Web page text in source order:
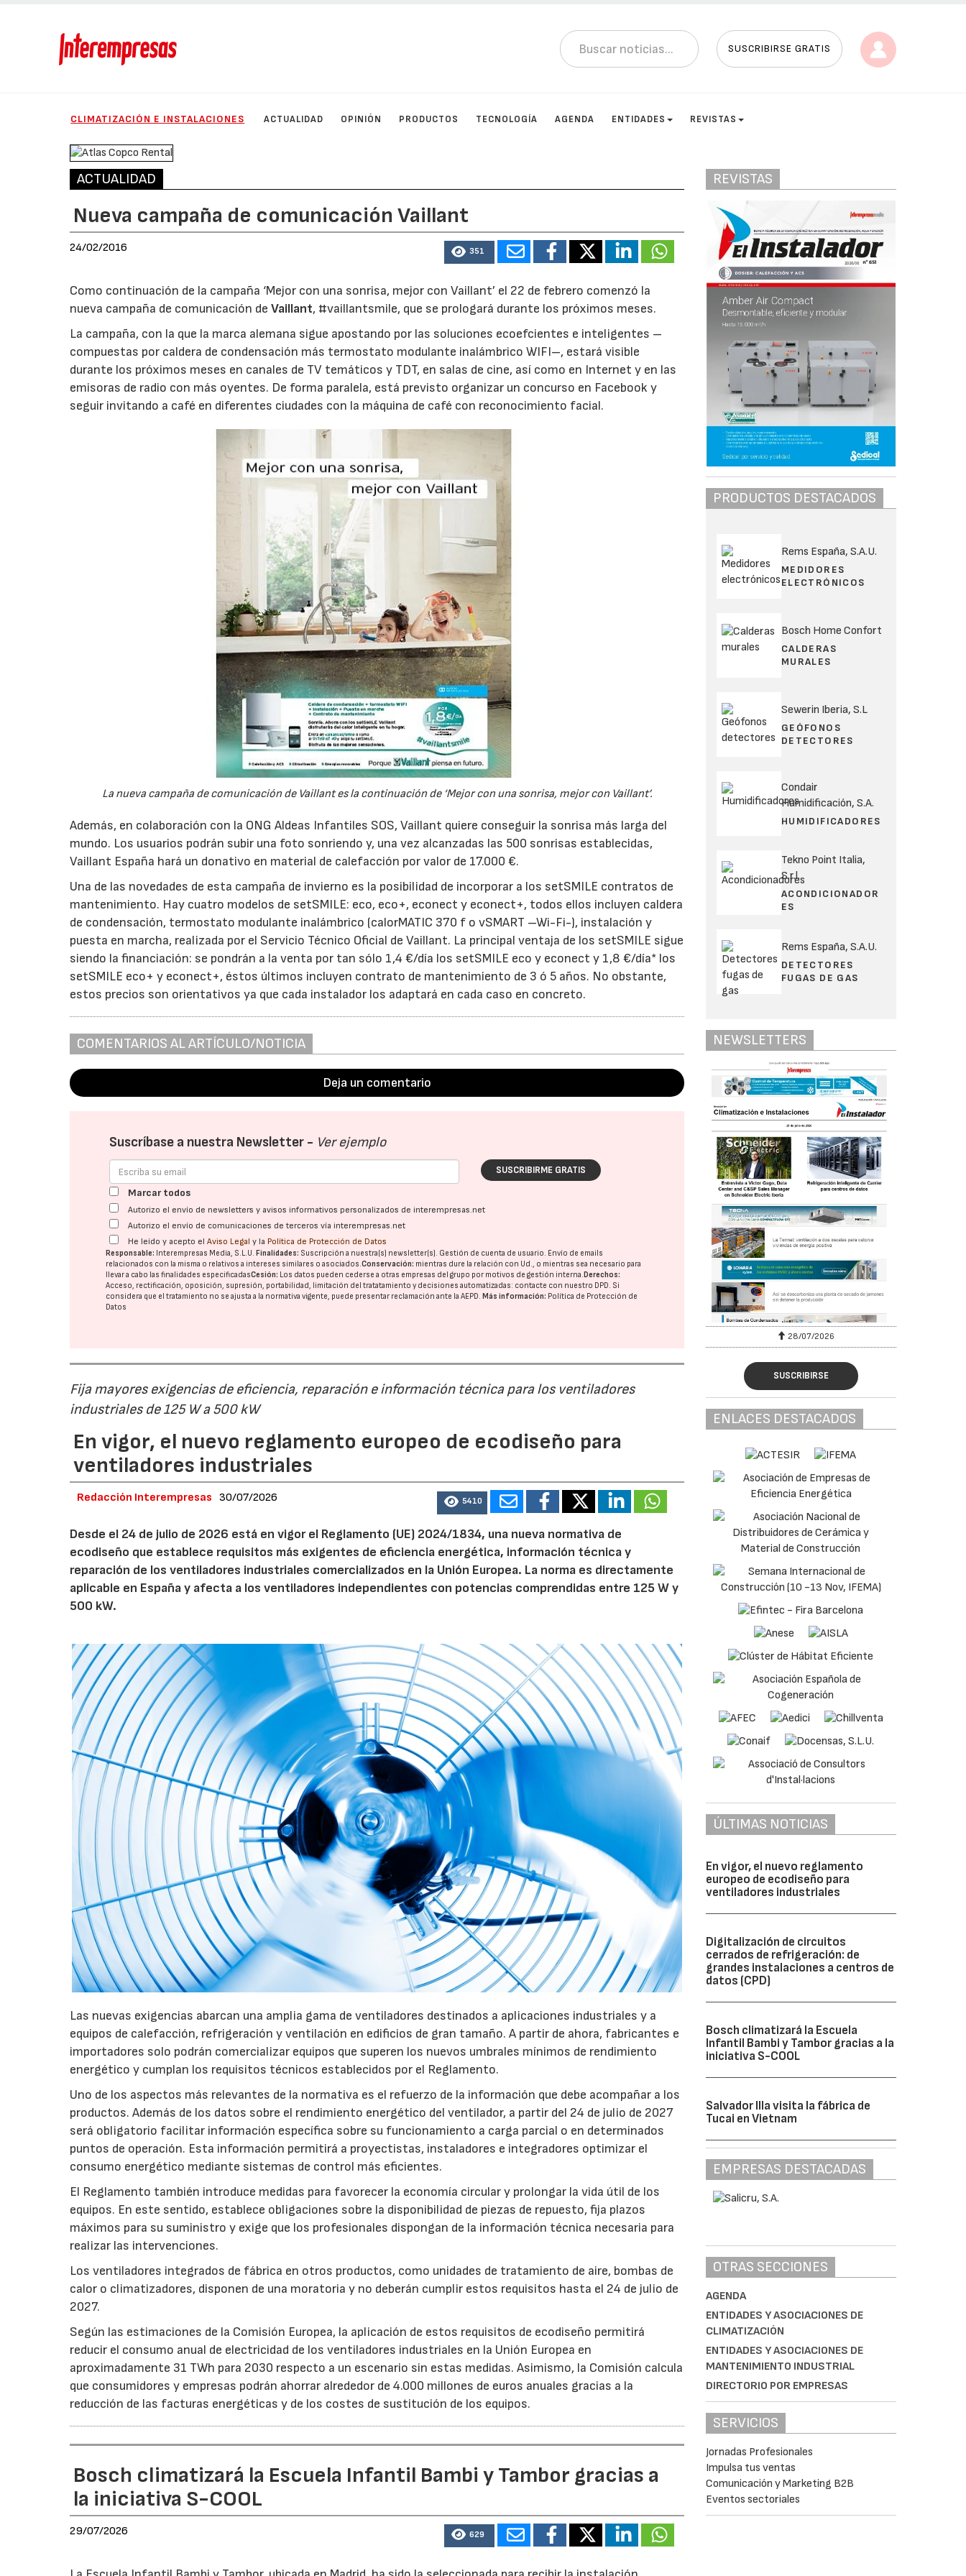
SUSCRIBIRSE GRATIS
CLIMATIZACIÓN E INSTALACIONES ACTUALIDAD OPINIÓN PRODUCTOS TECNOLOGÍA AGENDA ENTIDADES REVISTAS
ACTUALIDAD
Nueva campaña de comunicación Vaillant
24/02/2016 351
Como continuación de la campaña ‘Mejor con una sonrisa, mejor con Vaillant’ el 22 de febrero comenzó la
nueva campaña de comunicación deVaillant, #vaillantsmile, que se prologará durante los próximos meses.
La campaña, con la que la marca alemana sigue apostando por las soluciones ecoefcientes e inteligentes –
compuestas por caldera de condensación más termostato modulante inalámbrico WIFI–, estará visible
durante los próximos meses en canales de TV temáticos y TDT, en salas de cine, así como en Internet y en las
emisoras de radio con más oyentes. De forma paralela, está previsto organizar un concurso en Facebook y
seguir invitando a café en diferentes ciudades con la máquina de café con reconocimiento facial.
La nueva campaña de comunicación de Vaillant es la continuación de ‘Mejor con una sonrisa, mejor con Vaillant’.
Además, en colaboración con la ONG Aldeas Infantiles SOS, Vaillant quiere conseguir la sonrisa más larga del
mundo. Los usuarios podrán subir una foto sonriendo y, una vez alcanzadas las 500 sonrisas establecidas,
Vaillant España hará un donativo en material de calefacción por valor de 17.000 €.
Una de las novedades de esta campaña de invierno es la posibilidad de incorporar a los setSMILE contratos de
mantenimiento. Hay cuatro modelos de setSMILE: eco, eco+, econect y econect+, todos ellos incluyen caldera
de condensación, termostato modulante inalámbrico (calorMATIC 370 f o vSMART –Wi-Fi-), instalación y
puesta en marcha, realizada por el Servicio Técnico Oficial de Vaillant. La principal ventaja de los setSMILE sigue
siendo la financiación: se pondrán a la venta por tan sólo 1,4 €/día los setSMILE eco y econect y 1,8 €/día* los
setSMILE eco+ y econect+, éstos últimos incluyen contrato de mantenimiento de 3 ó 5 años. No obstante,
estos precios son orientativos ya que cada instalador los adaptará en cada caso en concreto.
COMENTARIOS AL ARTÍCULO/NOTICIA
Deja un comentario
Suscríbase a nuestra Newsletter - Ver ejemplo
SUSCRIBIRME GRATIS
Marcar todos
Autorizo el envío de newsletters y avisos informativos personalizados de interempresas.net
Autorizo el envío de comunicaciones de terceros vía interempresas.net
He leído y acepto elAviso Legal y la Política de Protección de Datos
Responsable: Interempresas Media, S.L.U. Finalidades: Suscripción a nuestra(s) newsletter(s). Gestión de cuenta de usuario. Envío de emails
relacionados con la misma o relativos a intereses similares o asociados.Conservación: mientras dure la relación con Ud., o mientras sea necesario para
llevar a cabo las finalidades especificadasCesión: Los datos pueden cederse a otras empresas del grupo por motivos de gestión interna. Derechos:
Acceso, rectificación, oposición, supresión, portabilidad, limitación del tratatamiento y decisiones automatizadas: contacte con nuestro DPD. Si
considera que el tratamiento no se ajusta a la normativa vigente, puede presentar reclamación ante laAEPD. Más información: Política de Protección de
Datos
Fija mayores exigencias de eficiencia, reparación e información técnica para los ventiladores
industriales de 125 W a 500 kW
En vigor, el nuevo reglamento europeo de ecodiseño para
ventiladores industriales
Redacción Interempresas 30/07/2026 5410
Desde el 24 de julio de 2026 está en vigor el Reglamento (UE) 2024/1834, una nueva normativa de
ecodiseño que establece requisitos más exigentes de eficiencia energética, información técnica y
reparación de los ventiladores industriales comercializados en la Unión Europea. La norma es directamente
aplicable en España y afecta a los ventiladores independientes con potencias comprendidas entre 125 W y
500 kW.
Las nuevas exigencias abarcan una amplia gama de ventiladores destinados a aplicaciones industriales y a
equipos de calefacción, refrigeración y ventilación en edificios de gran tamaño. A partir de ahora, fabricantes e
importadores solo podrán comercializar equipos que superen los nuevos umbrales mínimos de rendimiento
energético y cumplan los requisitos técnicos establecidos por el Reglamento.
Uno de los aspectos más relevantes de la normativa es el refuerzo de la información que debe acompañar a los
productos. Además de los datos sobre el rendimiento energético del ventilador, a partir del 24 de julio de 2027
será obligatorio facilitar información específica sobre su funcionamiento a carga parcial o en determinados
puntos de operación. Esta información permitirá a proyectistas, instaladores e integradores optimizar el
consumo energético mediante sistemas de control más eficientes.
El Reglamento también introduce medidas para favorecer la economía circular y prolongar la vida útil de los
equipos. En este sentido, establece obligaciones sobre la disponibilidad de piezas de repuesto, fija plazos
máximos para su suministro y exige que los profesionales dispongan de la información técnica necesaria para
realizar las intervenciones.
Los ventiladores integrados de fábrica en otros productos, como unidades de tratamiento de aire, bombas de
calor o climatizadores, disponen de una moratoria y no deberán cumplir estos requisitos hasta el 24 de julio de
2027.
Según las estimaciones de la Comisión Europea, la aplicación de estos requisitos de ecodiseño permitirá
reducir el consumo anual de electricidad de los ventiladores industriales en la Unión Europea en
aproximadamente 31 TWh para 2030 respecto a un escenario sin estas medidas. Asimismo, la Comisión calcula
que consumidores y empresas podrán ahorrar alrededor de 4.000 millones de euros anuales gracias a la
reducción de las facturas energéticas y de los costes de sustitución de los equipos.
Bosch climatizará la Escuela Infantil Bambi y Tambor gracias a
la iniciativa S-COOL
29/07/2026 629
REVISTAS
PRODUCTOS DESTACADOS
Rems España, S.A.U.
MEDIDORES
ELECTRÓNICOS
Bosch Home Confort
CALDERAS
MURALES
Sewerin Iberia, S.L
GEÓFONOS
DETECTORES
Condair
Humidificación, S.A.
HUMIDIFICADORES
Tekno Point Italia,
S.r.l.
ACONDICIONADOR
ES
Rems España, S.A.U.
DETECTORES
FUGAS DE GAS
NEWSLETTERS
28/07/2026
SUSCRIBIRSE
ENLACES DESTACADOS
ÚLTIMAS NOTICIAS
En vigor, el nuevo reglamento
europeo de ecodiseño para
ventiladores industriales
Digitalización de circuitos
cerrados de refrigeración: de
grandes instalaciones a centros de
datos (CPD)
Bosch climatizará la Escuela
Infantil Bambi y Tambor gracias a la
iniciativa S-COOL
Salvador Illa visita la fábrica de
Tucai en Vietnam
EMPRESAS DESTACADAS
OTRAS SECCIONES
AGENDA
ENTIDADES Y ASOCIACIONES DE
CLIMATIZACIÓN
ENTIDADES Y ASOCIACIONES DE
MANTENIMIENTO INDUSTRIAL
DIRECTORIO POR EMPRESAS
SERVICIOS
Jornadas Profesionales
Impulsa tus ventas
Comunicación y Marketing B2B
Eventos sectoriales